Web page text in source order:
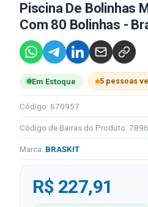
Piscina De Bolinhas
Com 80 Bolinhas -
Em Estoque 5 pessoas
Código: 670957
Código de Barras do Produto:
Marca: BRASKIT
R$ 227,91